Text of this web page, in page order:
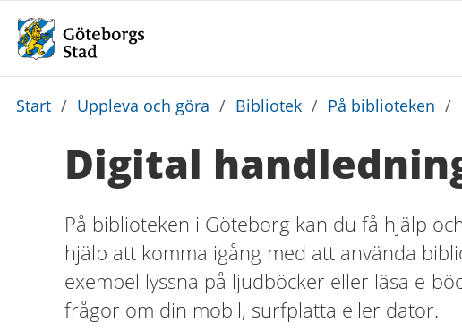
Du
Start / Uppleva och göra / Bibliotek / På biblioteken /
Digital
På biblioteken i Göteborg kan du få hjälp
hjälp att komma igång med att använda
exempel lyssna på ljudböcker eller läsa e-
frågor om din mobil, surfplatta eller dator.